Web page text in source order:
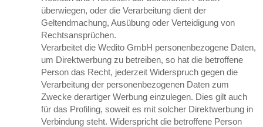
überwiegen, oder die Verarbeitung dient der
Geltendmachung, Ausübung oder Verteidigung von
Rechtsansprüchen.
Verarbeitet die Wedito GmbH personenbezogene Daten,
um Direktwerbung zu betreiben, so hat die betroffene
Person das Recht, jederzeit Widerspruch gegen die
Verarbeitung der personenbezogenen Daten zum
Zwecke derartiger Werbung einzulegen. Dies gilt auch
für das Profiling, soweit es mit solcher Direktwerbung in
Verbindung steht. Widerspricht die betroffene Person